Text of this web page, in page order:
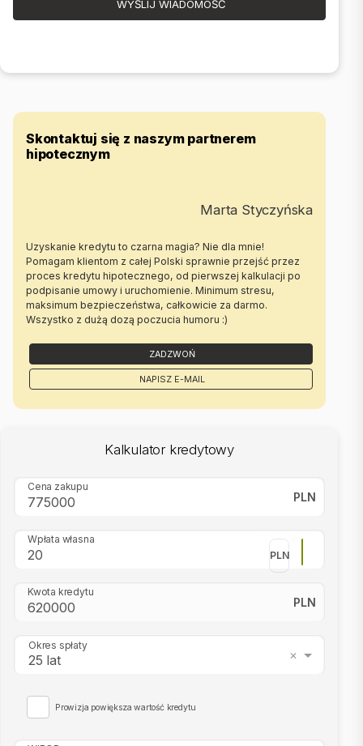
WYŚLIJ WIADOMOŚĆ
Skontaktuj się z naszym partnerem
hipotecznym
Marta Styczyńska
Uzyskanie kredytu to czarna magia? Nie dla mnie!
Pomagam klientom z całej Polski sprawnie przejść przez
proces kredytu hipotecznego, od pierwszej kalkulacji po
podpisanie umowy i uruchomienie. Minimum stresu,
maksimum bezpieczeństwa, całkowicie za darmo.
Wszystko z dużą dozą poczucia humoru :)
ZADZWOŃ
NAPISZ E-MAIL
Kalkulator kredytowy
Cena zakupu
PLN
Wpłata własna
PLN
Kwota kredytu
PLN
Okres spłaty
25 lat
Prowizja powiększa wartość kredytu